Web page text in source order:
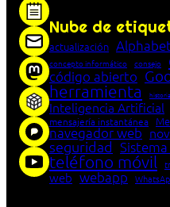
Nube de
actualización Alphabet
concepto informático consejo
código abierto
herramienta
Inteligencia Artificial
mensajería instantánea
navegador web
seguridad
teléfono móvil
web webapp